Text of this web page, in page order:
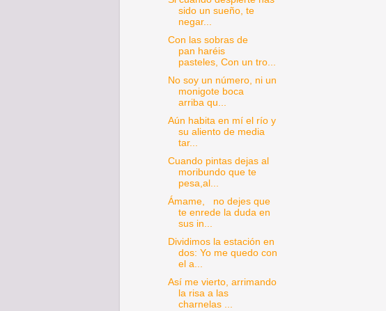
sido un sueño, te
negar...
Con las sobras de
pan haréis
pasteles, Con un tro...
No soy un número, ni un
monigote boca
arriba qu...
Aún habita en mí el río y
su aliento de media
tar...
Cuando pintas dejas al
moribundo que te
pesa,al...
Ámame, no dejes que
te enrede la duda en
sus in...
Dividimos la estación en
dos: Yo me quedo con
el a...
Así me vierto, arrimando
la risa a las
charnelas ...